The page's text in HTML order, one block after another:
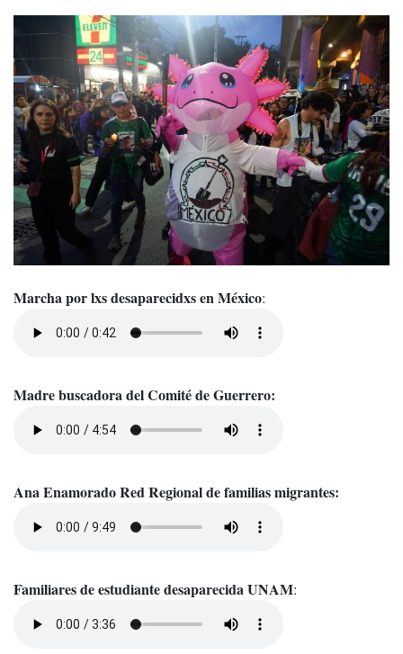
Marcha por lxs desaparecidxs en México:
Madre buscadora del Comité de Guerrero:
Ana Enamorado Red Regional de familias migrantes:
Familiares de estudiante desaparecida UNAM: